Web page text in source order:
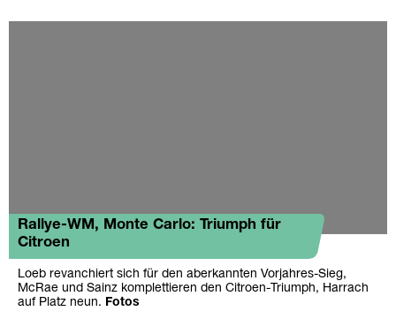
Rallye-WM, Monte Carlo: Triumph für
Citroen
Loeb revanchiert sich für den aberkannten Vorjahres-Sieg,
McRae und Sainz komplettieren den Citroen-Triumph, Harrach
auf Platz neun.
Fotos